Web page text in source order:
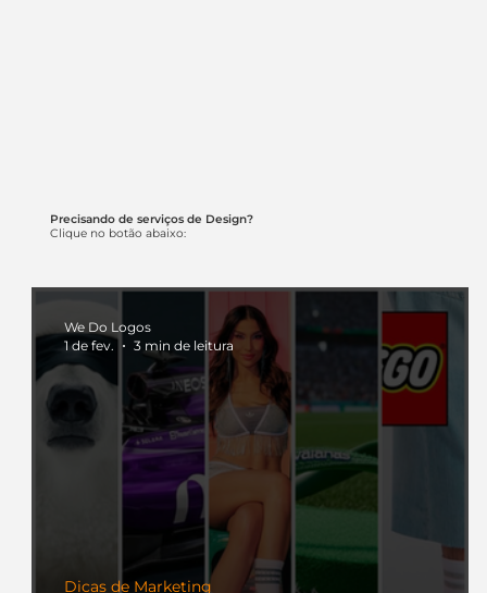
Precisando de serviços de Design?
Clique no botão abaixo:
Dicas de Marketing
We Do Logos
1 de fev.
3 min de leitura